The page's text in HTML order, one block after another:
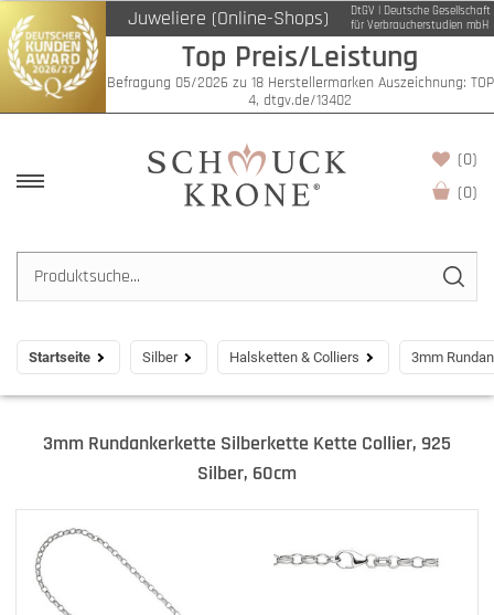
Juweliere (Online-Shops)
DtGV | Deutsche Gesellschaft
für Verbraucherstudien mbH
Top Preis/Leistung
Befragung 05/2026 zu 18 Herstellermarken Auszeichnung: TOP
4, dtgv.de/13402
(0)
(0)
Startseite Silber Halsketten & Colliers 3mm
3mm Rundankerkette Silberkette Kette Collier, 925
Silber, 60cm